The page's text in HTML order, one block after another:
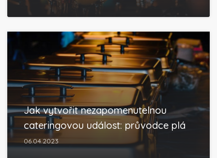
Jak vytvořit nezapomenutelnou
cateringovou událost: průvodce plá
06.04.2023